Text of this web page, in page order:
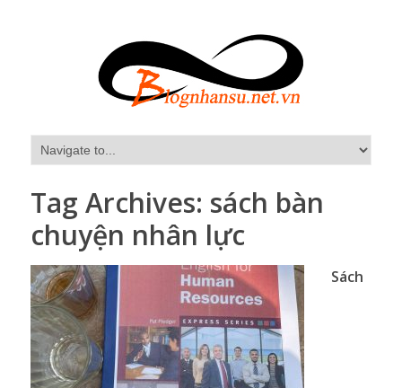
Tag Archives: sách bàn
chuyện nhân lực
Sách